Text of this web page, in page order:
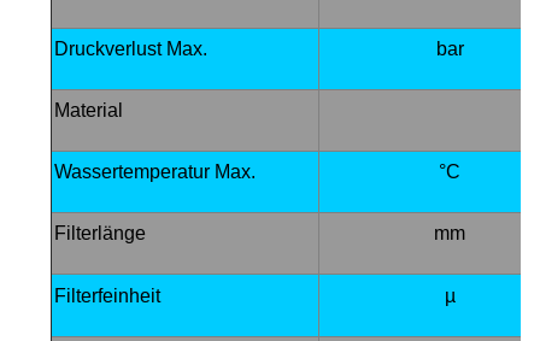
Druckverlust Max. bar
Material
Wassertemperatur Max. °C
Filterlänge mm
Filterfeinheit µ